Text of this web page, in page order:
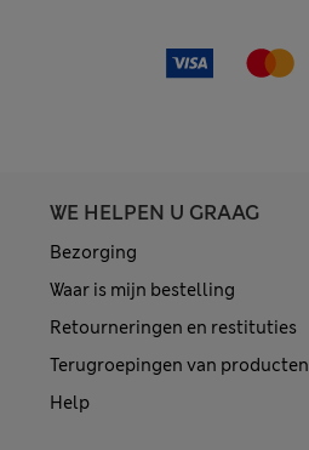
WE HELPEN U GRAAG
Bezorging
Waar is mijn bestelling
Retourneringen en restituties
Terugroepingen van producten
Help